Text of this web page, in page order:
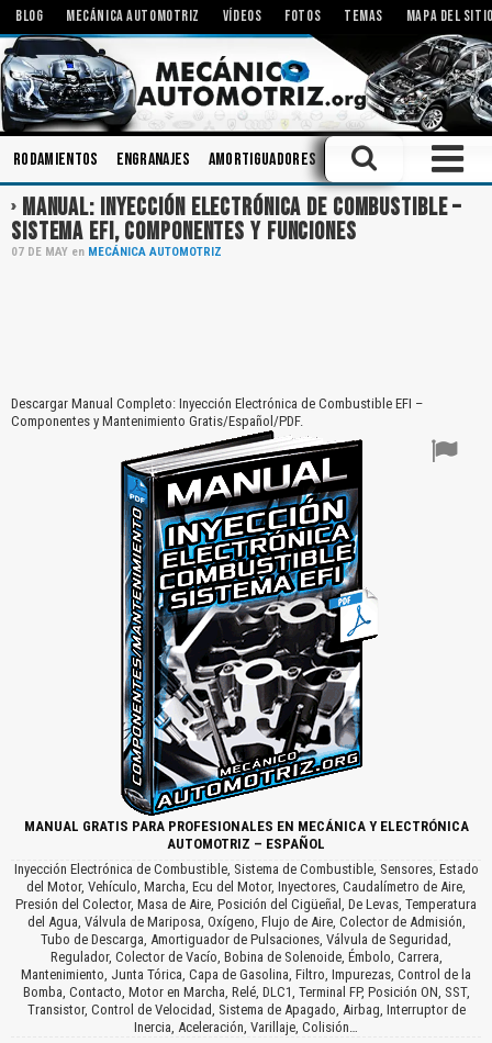
BLOG MECÁNICA AUTOMOTRIZ VÍDEOS FOTOS TEMAS MAPA DEL
Rodamientos Engranajes Amortiguadores Talleres Aceites
MANUAL: INYECCIÓN ELECTRÓNICA DE COMBUSTIBLE –
SISTEMA EFI, COMPONENTES Y FUNCIONES
07 DE MAY en MECÁNICA AUTOMOTRIZ
Descargar Manual Completo: Inyección Electrónica de Combustible EFI –
Componentes y Mantenimiento Gratis/Español/PDF.
MANUAL GRATIS PARA PROFESIONALES EN MECÁNICA Y ELECTRÓNICA
AUTOMOTRIZ – ESPAÑOL
Inyección Electrónica de Combustible, Sistema de Combustible, Sensores, Estado
del Motor, Vehículo, Marcha, Ecu del Motor, Inyectores, Caudalímetro de Aire,
Presión del Colector, Masa de Aire, Posición del Cigüeñal, De Levas, Temperatura
del Agua, Válvula de Mariposa, Oxígeno, Flujo de Aire, Colector de Admisión,
Tubo de Descarga, Amortiguador de Pulsaciones, Válvula de Seguridad,
Regulador, Colector de Vacío, Bobina de Solenoide, Émbolo, Carrera,
Mantenimiento, Junta Tórica, Capa de Gasolina, Filtro, Impurezas, Control de la
Bomba, Contacto, Motor en Marcha, Relé, DLC1, Terminal FP, Posición ON, SST,
Transistor, Control de Velocidad, Sistema de Apagado, Airbag, Interruptor de
Inercia, Aceleración, Varillaje, Colisión…